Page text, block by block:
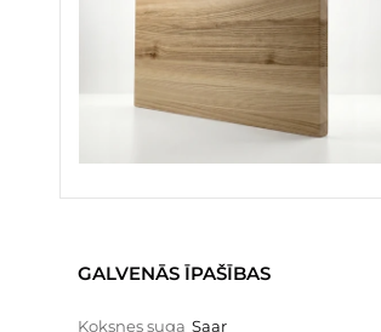
GALVENĀS ĪPAŠĪBAS
Koksnes suga Saar